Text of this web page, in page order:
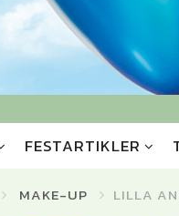
FESTARTIKLER
MAKE-UP LILLA